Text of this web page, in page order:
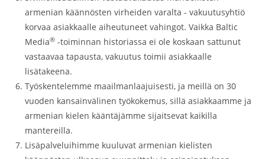
armenian käännösten virheiden varalta - vakuutusyhtiö
korvaa asiakkaalle aiheutuneet vahingot. Vaikka Baltic
Media® -toiminnan historiassa ei ole koskaan sattunut
vastaavaa tapausta, vakuutus toimii asiakkaalle
lisätakeena.
Työskentelemme maailmanlaajuisesti, ja meillä on 30
vuoden kansainvälinen työkokemus, sillä asiakkaamme ja
armenian kielen kääntäjämme sijaitsevat kaikilla
mantereilla.
Lisäpalveluihimme kuuluvat armenian kielisten